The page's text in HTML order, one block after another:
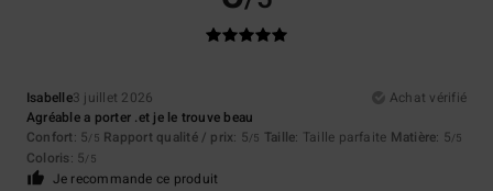
Isabelle3 juillet 2026
Achat vérifié
Agréable a porter .et je le trouve beau
Confort: 5/5 Rapport qualité / prix: 5/5 Taille: Taille parfaite Matière: 5/5
Coloris: 5/5
Je recommande ce produit